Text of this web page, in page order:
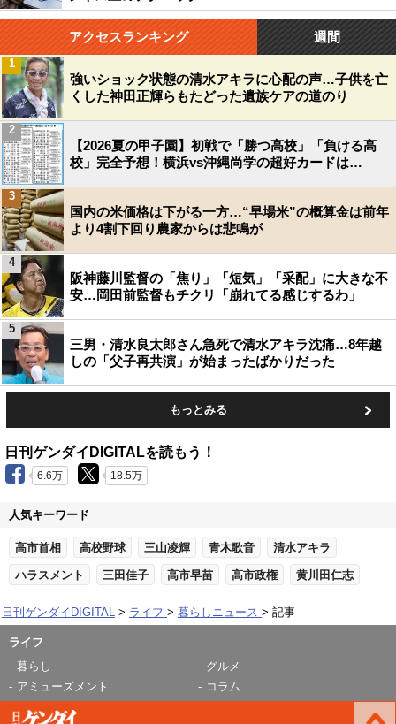
アクセスランキング 週間
強いショック状態の清水アキラに心配の声…子供を亡
くした神田正輝らもたどった遺族ケアの道のり
1
【2026夏の甲子園】初戦で「勝つ高校」「負ける高
校」完全予想！横浜vs沖縄尚学の超好カードは…
2
国内の米価格は下がる一方…“早場米”の概算金は前年
より4割下回り農家からは悲鳴が
3
阪神藤川監督の「焦り」「短気」「采配」に大きな不
安…岡田前監督もチクリ「崩れてる感じするわ」
4
三男・清水良太郎さん急死で清水アキラ沈痛…8年越
しの「父子再共演」が始まったばかりだった
5
もっとみる
日刊ゲンダイDIGITALを読もう！
6.6万 18.5万
人気キーワード
高市首相 高校野球 三山凌輝 青木歌音 清水アキラ
ハラスメント 三田佳子 高市早苗 高市政権 黄川田仁志
日刊ゲンダイDIGITAL ライフ 暮らしニュース 記事
ライフ
暮らし
グルメ
アミューズメント
コラム